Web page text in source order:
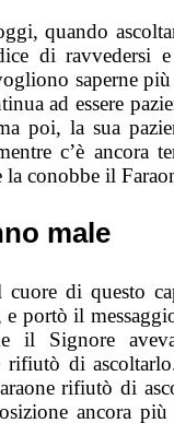
quando
di ravvedersi e
saperne
ad essere
poi, la sua
c’è ancora
conobbe il
male
cuore di questo
portò il
il Signore
rifiutò di
rifiutò di
ancora